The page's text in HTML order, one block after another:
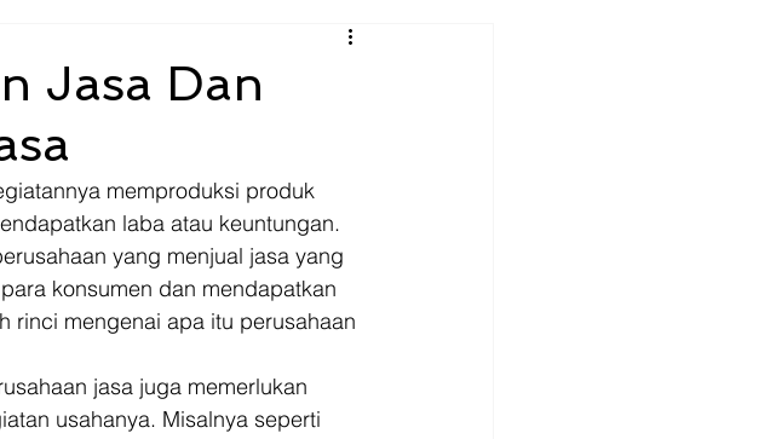
Jasa Dan
memproduksi produk
laba atau keuntungan.
yang menjual jasa yang
konsumen dan mendapatkan
rinci mengenai apa itu perusahaan
jasa juga memerlukan
usahanya. Misalnya seperti